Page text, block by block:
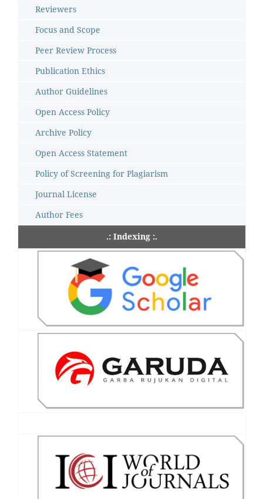
Reviewers
Focus and Scope
Peer Review Process
Publication Ethics
Author Guidelines
Open Access Policy
Archive Policy
Open Access Statement
Policy of Screening for Plagiarism
Journal License
Author Fees
.: Indexing :.